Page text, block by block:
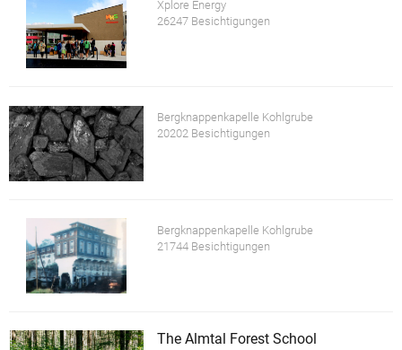
Xplore Energy
26247 Besichtigungen
Bergknappenkapelle Kohlgrube
20202 Besichtigungen
Bergknappenkapelle Kohlgrube
21744 Besichtigungen
The Almtal Forest School